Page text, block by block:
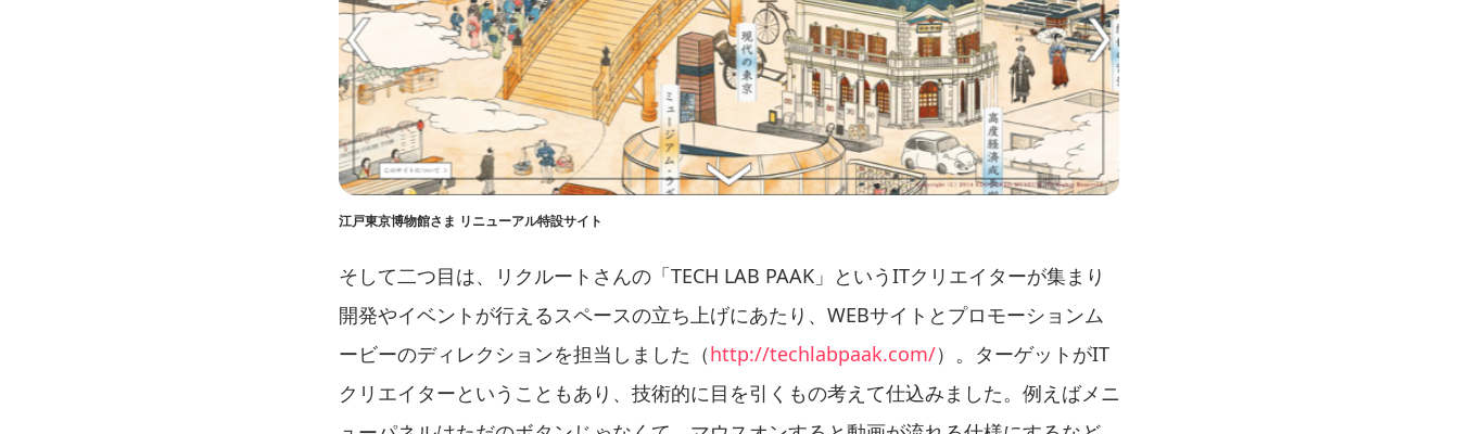
江戸東京博物館さま リニューアル特設サイト
そして二つ目は、リクルートさんの「TECH LAB PAAK」というITクリエイターが集まり
開発やイベントが行えるスペースの立ち上げにあたり、WEBサイトとプロモーションム
ービーのディレクションを担当しました（http://techlabpaak.com/）。ターゲットがIT
クリエイターということもあり、技術的に目を引くもの考えて仕込みました。例えばメニ